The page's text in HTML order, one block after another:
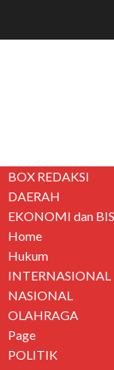
BOX REDAKSI
DAERAH
EKONOMI dan
Home
Hukum
INTERNASIONAL
NASIONAL
OLAHRAGA
Page
POLITIK